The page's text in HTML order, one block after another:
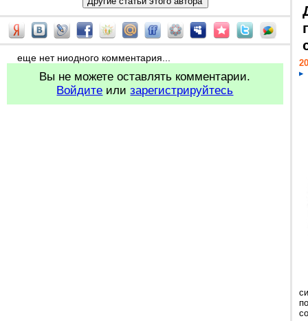
еще нет ниодного комментария...
Вы не можете оставлять комментарии.
Войдите илизарегистрируйтесь